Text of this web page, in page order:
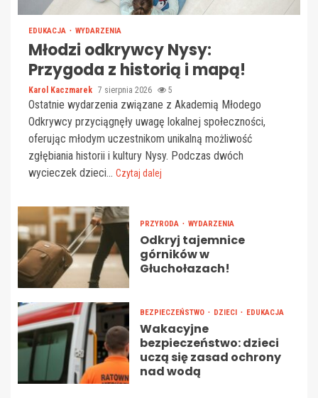
EDUKACJA WYDARZENIA
Młodzi odkrywcy Nysy:
Przygoda z historią i mapą!
Karol Kaczmarek 7 sierpnia 2026 5
Ostatnie wydarzenia związane z Akademią Młodego
Odkrywcy przyciągnęły uwagę lokalnej społeczności,
oferując młodym uczestnikom unikalną możliwość
zgłębiania historii i kultury Nysy. Podczas dwóch
wycieczek dzieci... Czytaj dalej
PRZYRODA WYDARZENIA
Odkryj tajemnice
górników w
Głuchołazach!
BEZPIECZEŃSTWO DZIECI EDUKACJA
Wakacyjne
bezpieczeństwo: dzieci
uczą się zasad ochrony
nad wodą